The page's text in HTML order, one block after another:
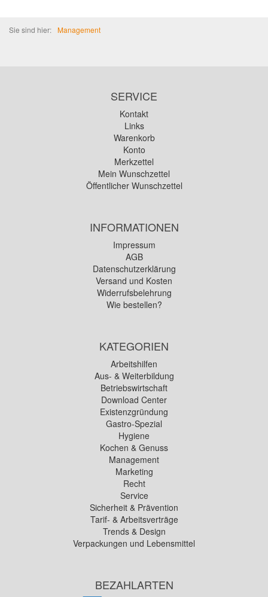
Sie sind hier: Management
SERVICE
Kontakt
Links
Warenkorb
Konto
Merkzettel
Mein Wunschzettel
Öffentlicher Wunschzettel
INFORMATIONEN
Impressum
AGB
Datenschutzerklärung
Versand und Kosten
Widerrufsbelehrung
Wie bestellen?
KATEGORIEN
Arbeitshilfen
Aus- & Weiterbildung
Betriebswirtschaft
Download Center
Existenzgründung
Gastro-Spezial
Hygiene
Kochen & Genuss
Management
Marketing
Recht
Service
Sicherheit & Prävention
Tarif- & Arbeitsverträge
Trends & Design
Verpackungen und Lebensmittel
BEZAHLARTEN